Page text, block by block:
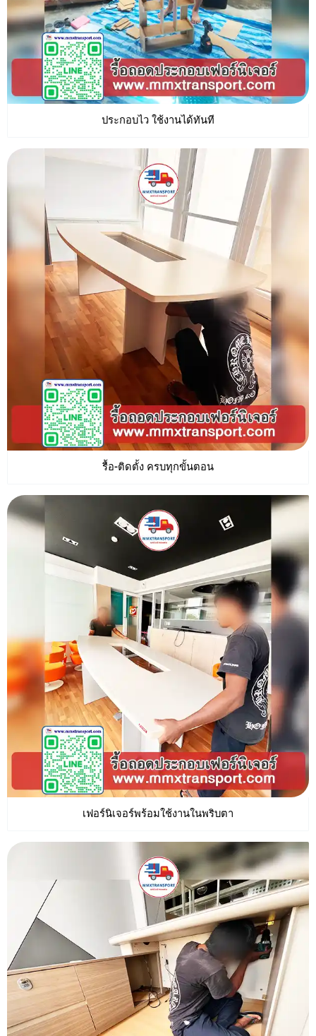
ประกอบไว ใช้งานได้ทันที
รื้อ-ติดตั้ง ครบทุกขั้นตอน
เฟอร์นิเจอร์พร้อมใช้งานในพริบตา